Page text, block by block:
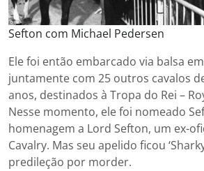
Sefton com Michael Pedersen
Ele foi então embarcado via balsa
juntamente com 25 outros cavalos
anos, destinados à Tropa do Rei –
Nesse momento, ele foi nomeado
homenagem a Lord Sefton, um ex-
Cavalry. Mas seu apelido ficou
predileção por morder.